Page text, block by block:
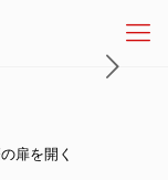
扉を開く